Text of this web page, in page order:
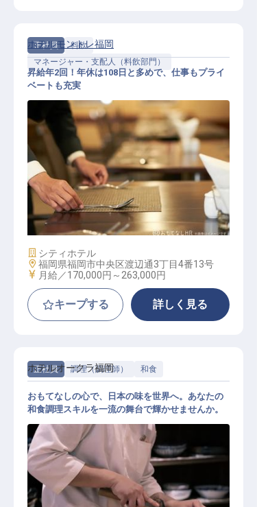
正社員
料飲
マネージャー・支配人（料飲部門）
店長候補
ホテルモントレ福岡
昇給年2回！年休は108日と多めで、仕事もプライ
ベートも充実
施設業態
シティホテル
勤務地
福岡県福岡市中央区渡辺通3丁目4番13号
給与
月給／170,000円～ 263,000円
キープする 詳しく見る
正社員 調理（調理師） 和食
ホテルオークラ福岡
おもてなしの心で、日本の味を世界へ。あなたの
和食調理スキルを一流の舞台で輝かせませんか。